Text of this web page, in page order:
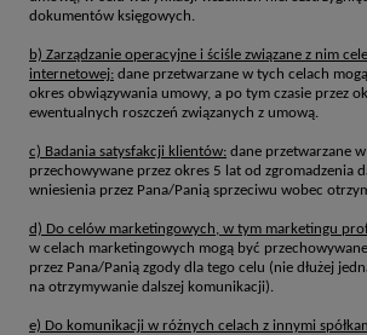
dokumentów księgowych.
b) Zarządzanie operacyjne i ściśle związane z nim
internetowej: dane przetwarzane w tych celach
okres obwiązywania umowy, a po tym czasie przez
ewentualnych roszczeń związanych z umową.
c) Badania satysfakcji klientów: dane przetwarzane
przechowywane przez okres 5 lat od zgromadzenia
wniesienia przez Pana/Panią sprzeciwu wobec
d) Do celów marketingowych, w tym marketingu
w celach marketingowych mogą być
przez Pana/Panią zgody dla tego celu (nie dłużej
na otrzymywanie dalszej komunikacji).
e) Do komunikacji w różnych celach z innymi